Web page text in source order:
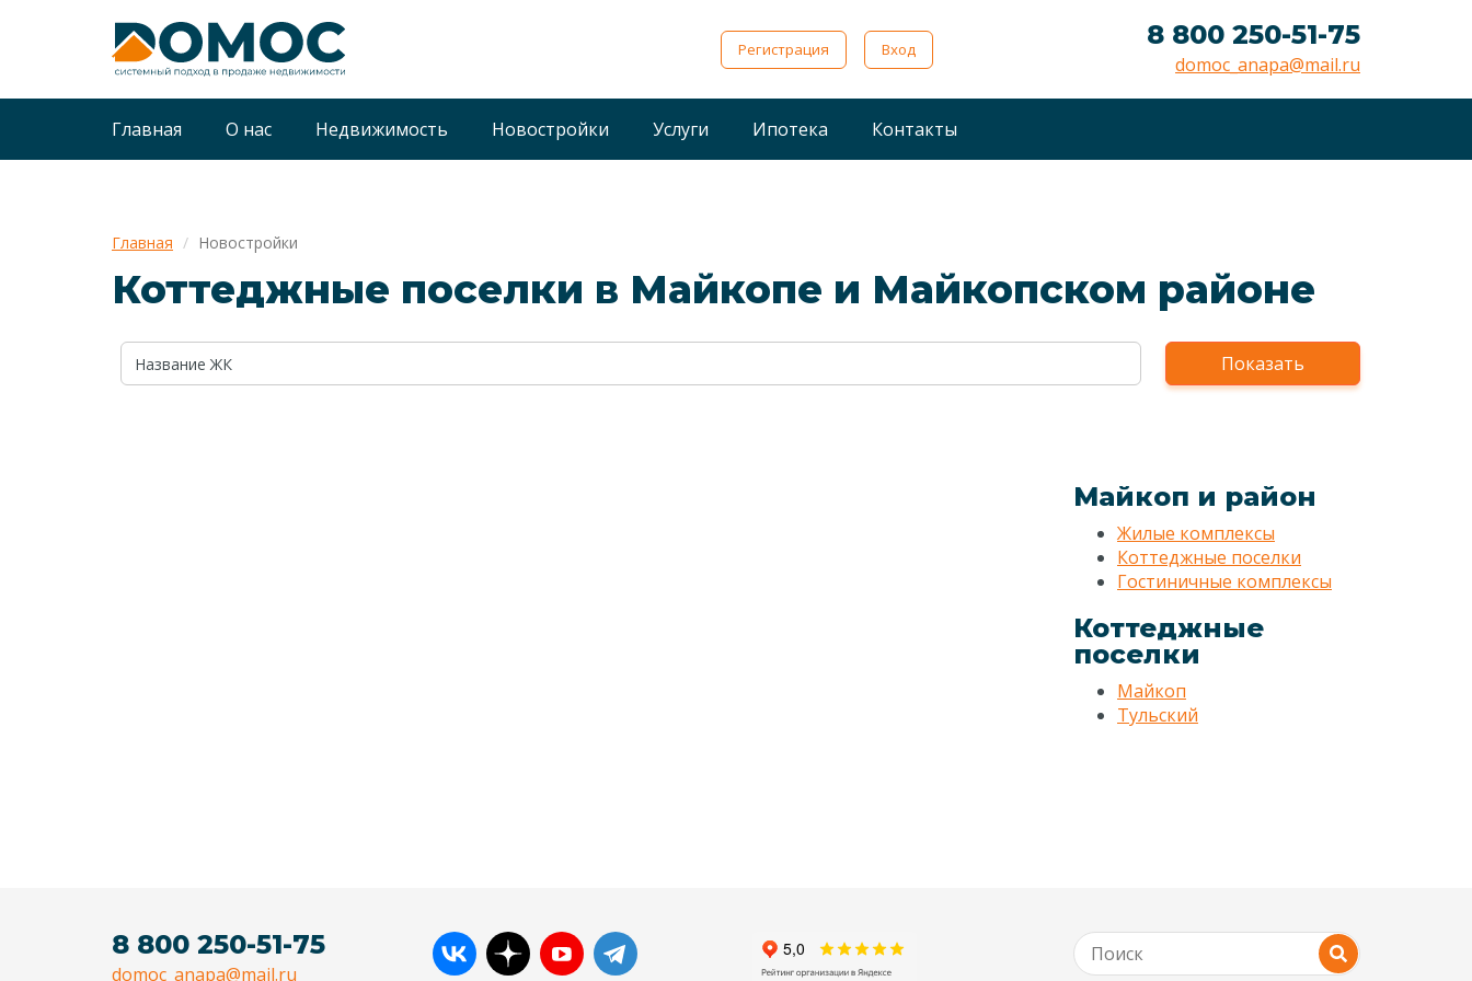
Регистрация Вход 8 800 250-51-75
domoc_anapa@mail.ru
Главная О нас Недвижимость Новостройки Услуги Ипотека Контакты
Главная Новостройки
Коттеджные поселки в Майкопе и Майкопском районе
Показать
Майкоп и район
Жилые комплексы
Коттеджные поселки
Гостиничные комплексы
Коттеджные
поселки
Майкоп
Тульский
8 800 250-51-75
domoc_anapa@mail.ru